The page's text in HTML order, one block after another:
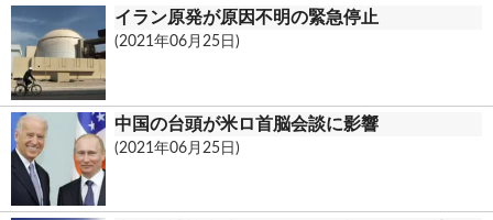
イラン原発が原因不明の緊急停止
(2021年06月25日)
中国の台頭が米ロ首脳会談に影響
(2021年06月25日)